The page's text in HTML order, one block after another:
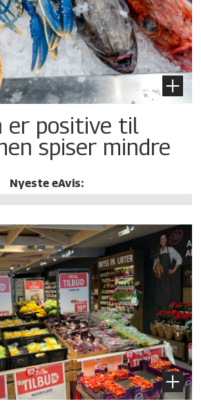
er positive til
spiser mindre
Nyeste eAvis: